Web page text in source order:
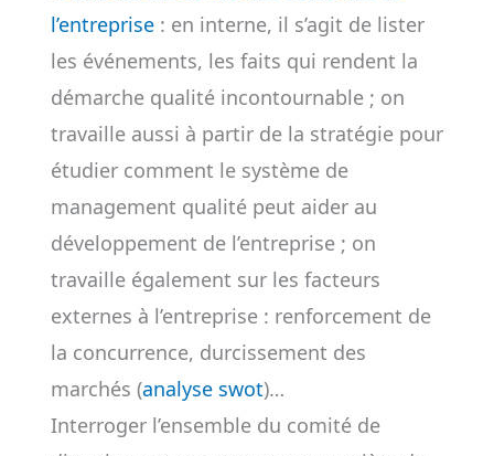
l’entreprise: en interne, il s’agit de lister
les événements, les faits qui rendent la
démarche qualité incontournable ; on
travaille aussi à partir de la stratégie pour
étudier comment le système de
management qualité peut aider au
développement de l’entreprise ; on
travaille également sur les facteurs
externes à l’entreprise : renforcement de
la concurrence, durcissement des
marchés (analyse swot)…
Interroger l’ensemble du comité de